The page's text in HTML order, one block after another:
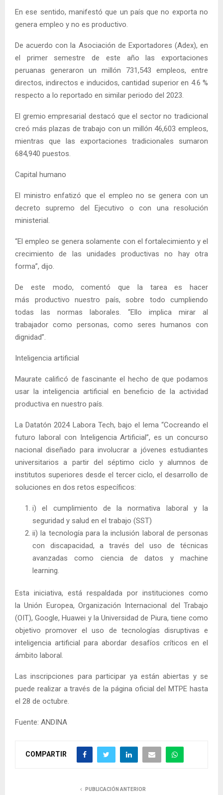
En ese sentido, manifestó que un país que no exporta no
genera empleo y no es productivo.
De acuerdo con la Asociación de Exportadores (Adex), en
el primer semestre de este año las exportaciones
peruanas generaron un millón 731,543 empleos, entre
directos, indirectos e inducidos, cantidad superior en 4.6 %
respecto a lo reportado en similar periodo del 2023.
El gremio empresarial destacó que el sector no tradicional
creó más plazas de trabajo con un millón 46,603 empleos,
mientras que las exportaciones tradicionales sumaron
684,940 puestos.
Capital humano
El ministro enfatizó que el empleo no se genera con un
decreto supremo del Ejecutivo o con una resolución
ministerial.
“El empleo se genera solamente con el fortalecimiento y el
crecimiento de las unidades productivas no hay otra
forma”, dijo.
De este modo, comentó que la tarea es hacer
más productivo nuestro país, sobre todo cumpliendo
todas las normas laborales. “Ello implica mirar al
trabajador como personas, como seres humanos con
dignidad”.
Inteligencia artificial
Maurate calificó de fascinante el hecho de que podamos
usar la inteligencia artificial en beneficio de la actividad
productiva en nuestro país.
La Datatón 2024 Labora Tech, bajo el lema “Cocreando el
futuro laboral con Inteligencia Artificial”, es un concurso
nacional diseñado para involucrar a jóvenes estudiantes
universitarios a partir del séptimo ciclo y alumnos de
institutos superiores desde el tercer ciclo, el desarrollo de
soluciones en dos retos específicos:
i) el cumplimiento de la normativa laboral y la
seguridad y salud en el trabajo (SST)
ii) la tecnología para la inclusión laboral de personas
con discapacidad, a través del uso de técnicas
avanzadas como ciencia de datos y machine
learning.
Esta iniciativa, está respaldada por instituciones como
la Unión Europea, Organización Internacional del Trabajo
(OIT), Google, Huawei y la Universidad de Piura, tiene como
objetivo promover el uso de tecnologías disruptivas e
inteligencia artificial para abordar desafíos críticos en el
ámbito laboral.
Las inscripciones para participar ya están abiertas y se
puede realizar a través de la página oficial del MTPE hasta
el 28 de octubre.
Fuente: ANDINA
COMPARTIR
PUBLICACIÓN ANTERIOR